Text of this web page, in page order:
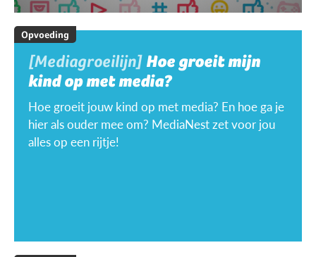
Opvoeding
[Mediagroeilijn] Hoe groeit mijn
kind op met media?
Hoe groeit jouw kind op met media? En hoe ga je
hier als ouder mee om? MediaNest zet voor jou
alles op een rijtje!